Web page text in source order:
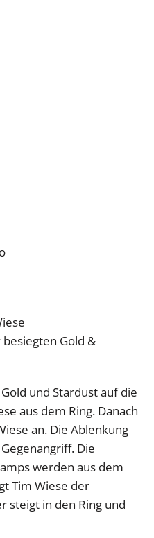
besiegten Gold &
und Stardust auf die
aus dem Ring. Danach
an. Die Ablenkung
Die
werden aus dem
Tim Wiese der
steigt in den Ring und